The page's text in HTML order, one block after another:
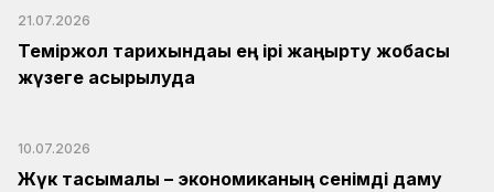
21.07.2026
Теміржол тарихындағы ең ірі жаңғырту жобасы
жүзеге асырылуда
10.07.2026
Жүк тасымалы – экономиканың сенімді даму